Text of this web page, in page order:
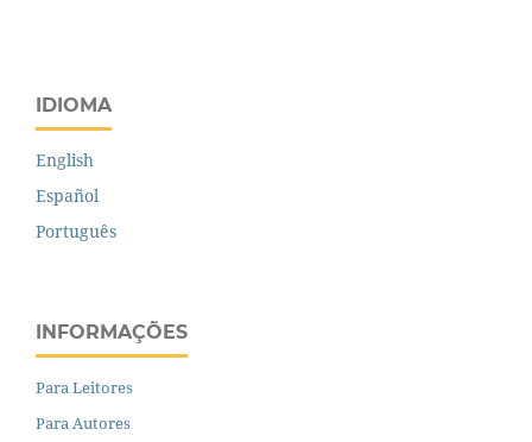
IDIOMA
English
Español
Português
INFORMAÇÕES
Para Leitores
Para Autores